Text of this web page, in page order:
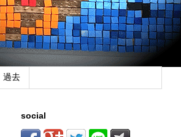
過去
social